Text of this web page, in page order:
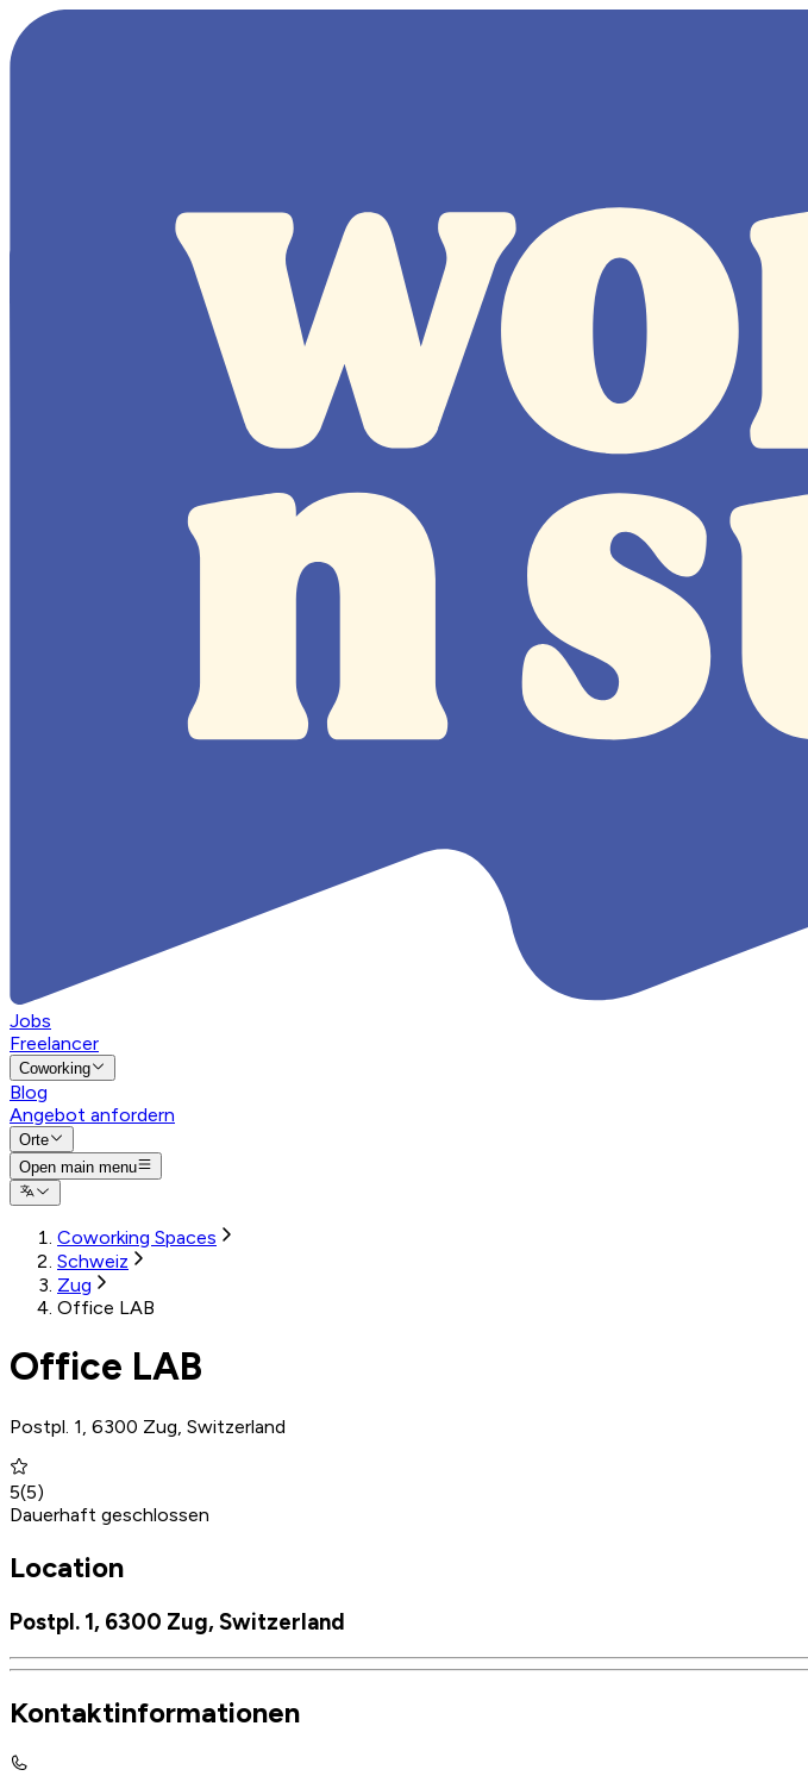
Jobs
Freelancer
Coworking
Blog
Angebot anfordern
Orte
Open main menu
Coworking Spaces
Schweiz
Zug
Office LAB
Office LAB
Postpl. 1, 6300 Zug, Switzerland
5(5)
Dauerhaft geschlossen
Location
Postpl. 1, 6300 Zug, Switzerland
Kontaktinformationen